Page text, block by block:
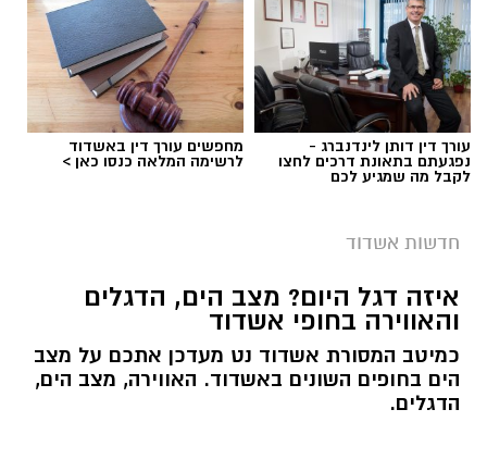
עורך דין דותן לינדנברג -
נפגעתם בתאונת דרכים לחצו
לקבל מה שמגיע לכם
מחפשים עורך דין באשדוד
לרשימה המלאה כנסו כאן >
חדשות אשדוד
איזה דגל היום? מצב הים, הדגלים
והאווירה בחופי אשדוד
כמיטב המסורת אשדוד נט מעדכן אתכם על מצב
הים בחופים השונים באשדוד. האווירה, מצב הים,
הדגלים.